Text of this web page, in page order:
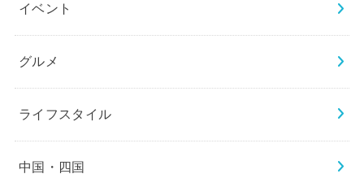
イベント
グルメ
ライフスタイル
中国・四国